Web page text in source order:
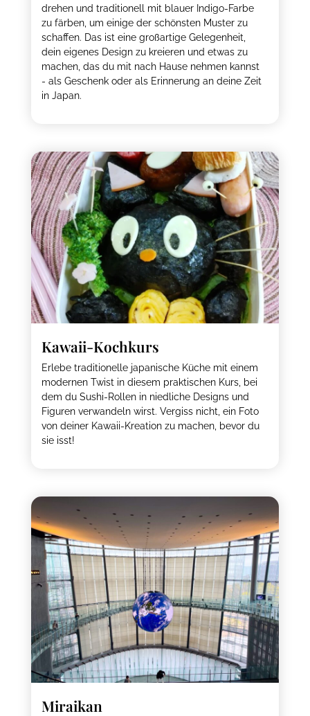
drehen und traditionell mit blauer Indigo-Farbe
zu färben, um einige der schönsten Muster zu
schaffen. Das ist eine großartige Gelegenheit,
dein eigenes Design zu kreieren und etwas zu
machen, das du mit nach Hause nehmen kannst
- als Geschenk oder als Erinnerung an deine Zeit
in Japan.
Kawaii-Kochkurs
Erlebe traditionelle japanische Küche mit einem
modernen Twist in diesem praktischen Kurs, bei
dem du Sushi-Rollen in niedliche Designs und
Figuren verwandeln wirst. Vergiss nicht, ein Foto
von deiner Kawaii-Kreation zu machen, bevor du
sie isst!
Miraikan